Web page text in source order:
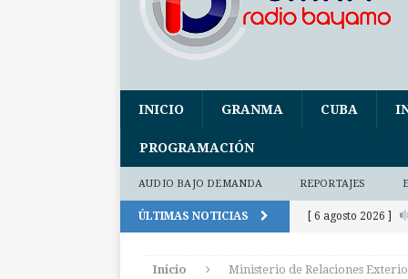
INICIO GRANMA CUBA
PROGRAMACIÓN
AUDIO BAJO DEMANDA REPORTAJES
ÚLTIMAS NOTICIAS [ 6 agosto 2026 ]
Inicio Ministerio de Relaciones